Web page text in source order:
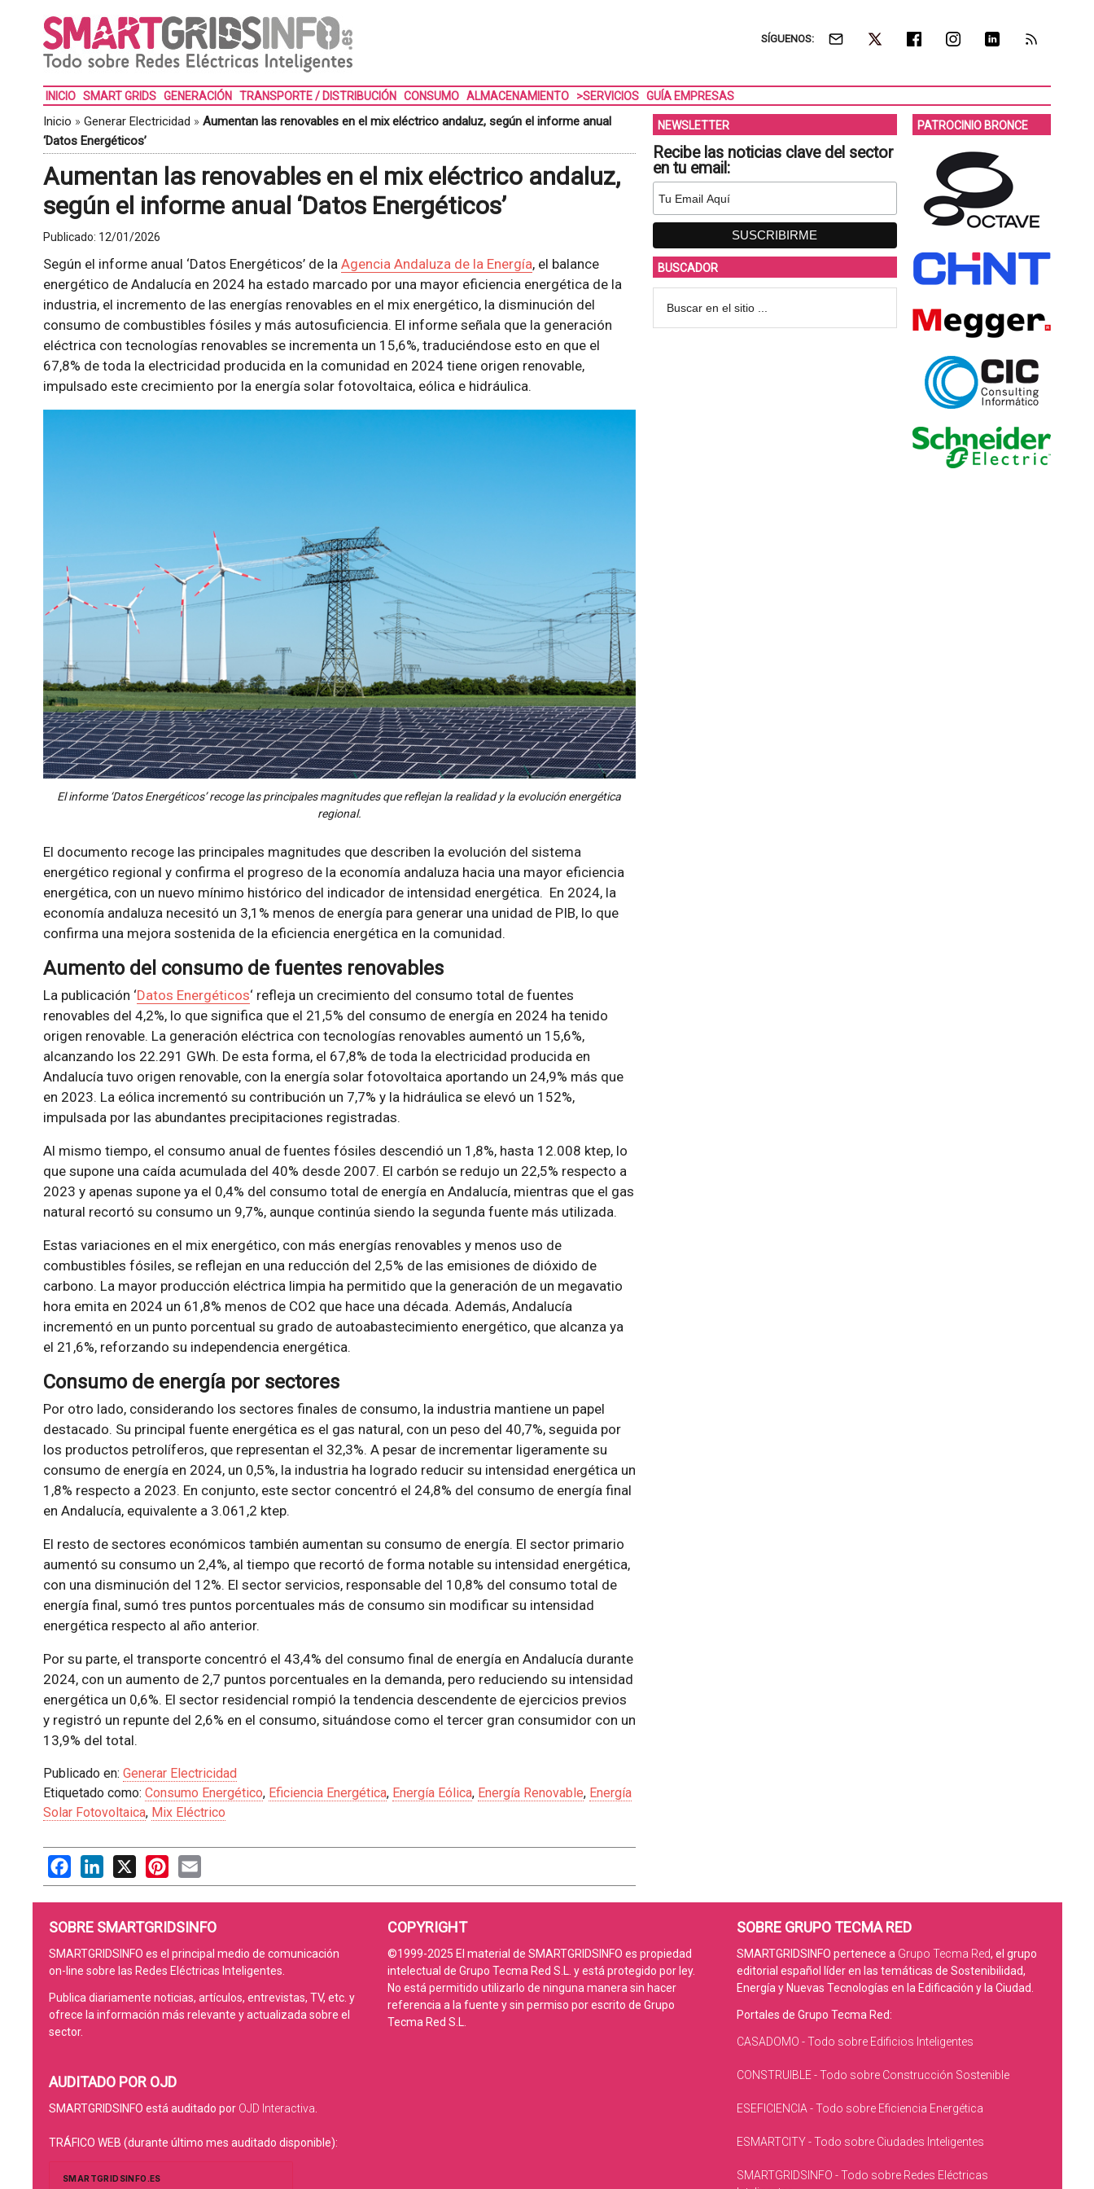
SÍGUENOS:
INICIO SMART GRIDS GENERACIÓN TRANSPORTE / DISTRIBUCIÓN CONSUMO ALMACENAMIENTO >SERVICIOS GUÍA EMPRESAS
Inicio » Generar Electricidad » Aumentan las renovables en el mix eléctrico andaluz, según el informe anual
‘Datos Energéticos’
Aumentan las renovables en el mix eléctrico andaluz,
según el informe anual ‘Datos Energéticos’
Publicado: 12/01/2026
Según el informe anual ‘Datos Energéticos’ de la Agencia Andaluza de la Energía, el balance
energético de Andalucía en 2024 ha estado marcado por una mayor eficiencia energética de la
industria, el incremento de las energías renovables en el mix energético, la disminución del
consumo de combustibles fósiles y más autosuficiencia. El informe señala que la generación
eléctrica con tecnologías renovables se incrementa un 15,6%, traduciéndose esto en que el
67,8% de toda la electricidad producida en la comunidad en 2024 tiene origen renovable,
impulsado este crecimiento por la energía solar fotovoltaica, eólica e hidráulica.
El informe ‘Datos Energéticos’ recoge las principales magnitudes que reflejan la realidad y la evolución energética
regional.
El documento recoge las principales magnitudes que describen la evolución del sistema
energético regional y confirma el progreso de la economía andaluza hacia una mayor eficiencia
energética, con un nuevo mínimo histórico del indicador de intensidad energética. En 2024, la
economía andaluza necesitó un 3,1% menos de energía para generar una unidad de PIB, lo que
confirma una mejora sostenida de la eficiencia energética en la comunidad.
Aumento del consumo de fuentes renovables
La publicación ‘Datos Energéticos‘ refleja un crecimiento del consumo total de fuentes
renovables del 4,2%, lo que significa que el 21,5% del consumo de energía en 2024 ha tenido
origen renovable. La generación eléctrica con tecnologías renovables aumentó un 15,6%,
alcanzando los 22.291 GWh. De esta forma, el 67,8% de toda la electricidad producida en
Andalucía tuvo origen renovable, con la energía solar fotovoltaica aportando un 24,9% más que
en 2023. La eólica incrementó su contribución un 7,7% y la hidráulica se elevó un 152%,
impulsada por las abundantes precipitaciones registradas.
Al mismo tiempo, el consumo anual de fuentes fósiles descendió un 1,8%, hasta 12.008 ktep, lo
que supone una caída acumulada del 40% desde 2007. El carbón se redujo un 22,5% respecto a
2023 y apenas supone ya el 0,4% del consumo total de energía en Andalucía, mientras que el gas
natural recortó su consumo un 9,7%, aunque continúa siendo la segunda fuente más utilizada.
Estas variaciones en el mix energético, con más energías renovables y menos uso de
combustibles fósiles, se reflejan en una reducción del 2,5% de las emisiones de dióxido de
carbono. La mayor producción eléctrica limpia ha permitido que la generación de un megavatio
hora emita en 2024 un 61,8% menos de CO2 que hace una década. Además, Andalucía
incrementó en un punto porcentual su grado de autoabastecimiento energético, que alcanza ya
el 21,6%, reforzando su independencia energética.
Consumo de energía por sectores
Por otro lado, considerando los sectores finales de consumo, la industria mantiene un papel
destacado. Su principal fuente energética es el gas natural, con un peso del 40,7%, seguida por
los productos petrolíferos, que representan el 32,3%. A pesar de incrementar ligeramente su
consumo de energía en 2024, un 0,5%, la industria ha logrado reducir su intensidad energética un
1,8% respecto a 2023. En conjunto, este sector concentró el 24,8% del consumo de energía final
en Andalucía, equivalente a 3.061,2 ktep.
El resto de sectores económicos también aumentan su consumo de energía. El sector primario
aumentó su consumo un 2,4%, al tiempo que recortó de forma notable su intensidad energética,
con una disminución del 12%. El sector servicios, responsable del 10,8% del consumo total de
energía final, sumó tres puntos porcentuales más de consumo sin modificar su intensidad
energética respecto al año anterior.
Por su parte, el transporte concentró el 43,4% del consumo final de energía en Andalucía durante
2024, con un aumento de 2,7 puntos porcentuales en la demanda, pero reduciendo su intensidad
energética un 0,6%. El sector residencial rompió la tendencia descendente de ejercicios previos
y registró un repunte del 2,6% en el consumo, situándose como el tercer gran consumidor con un
13,9% del total.
Publicado en: Generar Electricidad
Etiquetado como: Consumo Energético, Eficiencia Energética, Energía Eólica, Energía Renovable, Energía
Solar Fotovoltaica, Mix Eléctrico
FacebookLinkedIn Pinterest
NEWSLETTER
Recibe las noticias clave del sector
en tu email:
BUSCADOR
PATROCINIO BRONCE
SOBRE SMARTGRIDSINFO
SMARTGRIDSINFO es el principal medio de comunicación
on-line sobre las Redes Eléctricas Inteligentes.
Publica diariamente noticias, artículos, entrevistas, TV, etc. y
ofrece la información más relevante y actualizada sobre el
sector.
AUDITADO POR OJD
SMARTGRIDSINFO está auditado por OJD Interactiva
TRÁFICO WEB (durante último mes auditado disponible):
COPYRIGHT
©1999-2025 El material de SMARTGRIDSINFO es propiedad
intelectual de Grupo Tecma Red S.L. y está protegido por ley.
No está permitido utilizarlo de ninguna manera sin hacer
referencia a la fuente y sin permiso por escrito de Grupo
Tecma Red S.L.
SOBRE GRUPO TECMA RED
SMARTGRIDSINFO pertenece a Grupo Tecma Red, el grupo
editorial español líder en las temáticas de Sostenibilidad,
Energía y Nuevas Tecnologías en la Edificación y la Ciudad.
Portales de Grupo Tecma Red:
CASADOMO - Todo sobre Edificios Inteligentes
CONSTRUIBLE - Todo sobre Construcción Sostenible
ESEFICIENCIA - Todo sobre Eficiencia Energética
ESMARTCITY - Todo sobre Ciudades Inteligentes
SMARTGRIDSINFO - Todo sobre Redes Eléctricas